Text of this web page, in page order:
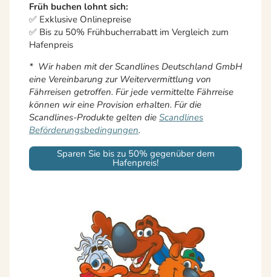
Früh buchen lohnt sich:
✅ Exklusive Onlinepreise
✅ Bis zu 50% Frühbucherrabatt im Vergleich zum
Hafenpreis
* Wir haben mit der Scandlines Deutschland GmbH
eine Vereinbarung zur Weitervermittlung von
Fährreisen getroffen. Für jede vermittelte Fährreise
können wir eine Provision erhalten. Für die
Scandlines-Produkte gelten die Scandlines
Beförderungsbedingungen.
Sparen Sie bis zu 50% gegenüber dem
Hafenpreis!